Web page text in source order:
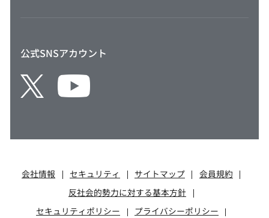
公式SNSアカウント
会社情報 セキュリティ サイトマップ
会員規約
反社会的勢力に対する基本方針
セキュリティポリシー
プライバシーポリシー